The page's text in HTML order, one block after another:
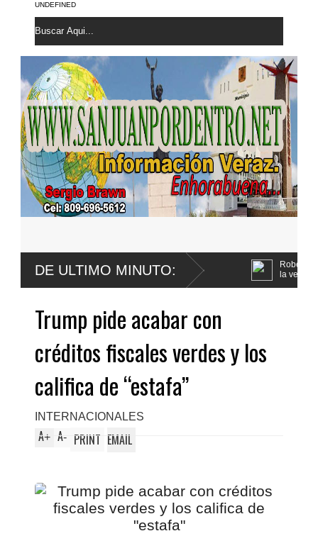
UNDEFINED
DE ULTIMO MINUTO:
a quinta posición de Santo
Roberto Santana confirma le
la vejiga
Trump pide acabar con
créditos fiscales verdes y los
califica de “estafa”
INTERNACIONALES
A+ A- PRINT EMAIL